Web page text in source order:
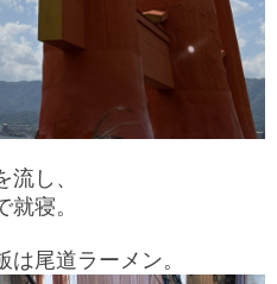
し、
寝。
尾道ラーメン。